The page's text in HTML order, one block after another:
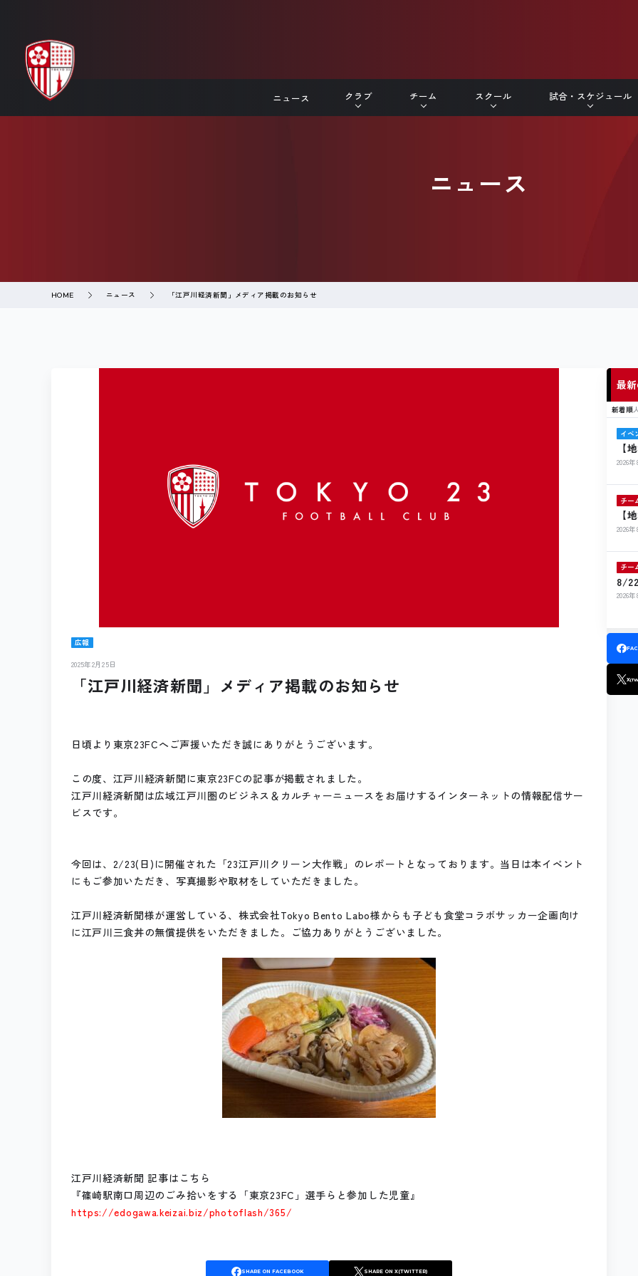
ニュース クラブ チーム スクール 試合・スケジュール
ニュース
HOME ニュース 「江戸川経済新聞」メディア掲載のお知らせ
広報
2025年2月25日
「江戸川経済新聞」メディア掲載のお知らせ
日頃より東京23FCへご声援いただき誠にありがとうございます。
この度、江戸川経済新聞に東京23FCの記事が掲載されました。
江戸川経済新聞は広域江戸川圏のビジネス＆カルチャーニュースをお届けするインターネットの情報配信サー
ビスです。
今回は、2/23(日)に開催された「23江戸川クリーン大作戦」のレポートとなっております。当日は本イベント
にもご参加いただき、写真撮影や取材をしていただきました。
江戸川経済新聞様が運営している、株式会社Tokyo Bento Labo様からも子ども食堂コラボサッカー企画向け
に江戸川三食丼の無償提供をいただきました。ご協力ありがとうございました。
江戸川経済新聞 記事はこちら
『篠崎駅南口周辺のごみ拾いをする「東京23FC」選手らと参加した児童』
https://edogawa.keizai.biz/photoflash/365/
SHARE ON FACEBOOK SHARE ON X(TWITTER)
最
新着順
イベ
【
ト開
2026
チー
【
ル
2026
チー
8/
ト
2026
X